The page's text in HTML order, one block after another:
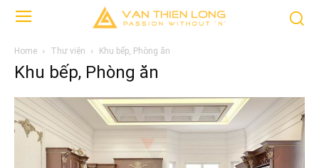
Home Thư viện Khu bếp, Phòng ăn
Khu bếp, Phòng ăn